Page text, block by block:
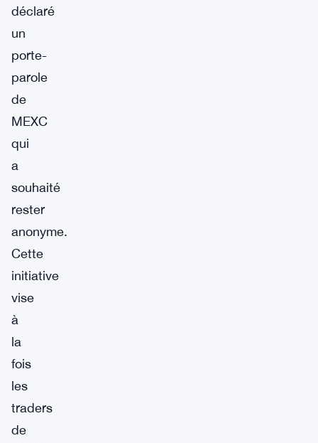
déclaré
un
porte-
parole
de
MEXC
qui
a
souhaité
rester
anonyme.
Cette
initiative
vise
à
la
fois
les
traders
de